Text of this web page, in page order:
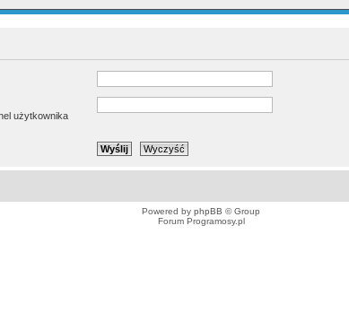
użytkownika
Powered by phpBB © Group
Forum Programosy.pl